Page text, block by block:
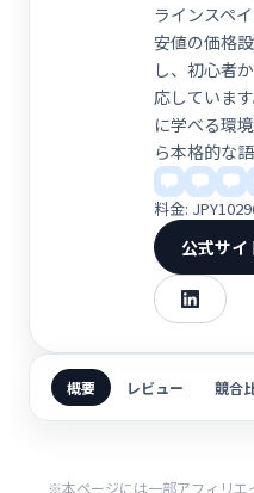
ラインスペ
安値の価格
し、初心者
応していま
に学べる環
ら本格的な
料金:
公式サイ
概要 レビュー 競合
※本ページには一部アフィリエ